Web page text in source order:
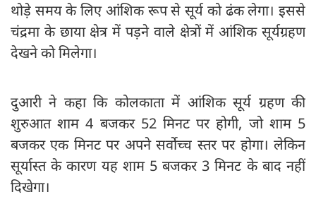
थोड़े समय के लिए आंशिक रूप से सूर्य को ढंक लेगा। इससे
चंद्रमा के छाया क्षेत्र में पड़ने वाले क्षेत्रों में आंशिक सूर्यग्रहण
देखने को मिलेगा।
दुआरी ने कहा कि कोलकाता में आंशिक सूर्य ग्रहण की
शुरुआत शाम 4 बजकर 52 मिनट पर होगी, जो शाम 5
बजकर एक मिनट पर अपने सर्वोच्च स्तर पर होगा। लेकिन
सूर्यास्त के कारण यह शाम 5 बजकर 3 मिनट के बाद नहीं
दिखेगा।